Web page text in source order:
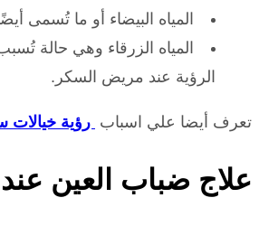
المياه البيضاء أو ما تُسمى
المياه الزرقاء وهي حالة
الرؤية عند مريض السكر.
تعرف أيضا علي اسباب رؤية خيالات
علاج ضباب العين